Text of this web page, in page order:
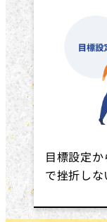
目標設定
で挫折し